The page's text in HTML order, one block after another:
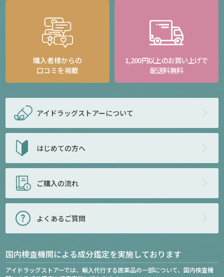
購入者様からの
口コミを掲載
1,200円以上のお買い上げで
配送料無料
アイドラッグストアーについて
はじめての方へ
ご購入の流れ
よくあるご質問
国内検査機関による成分鑑定を実施しております
アイドラッグストアーでは、輸入代行する医薬品の一部について、国内検査機